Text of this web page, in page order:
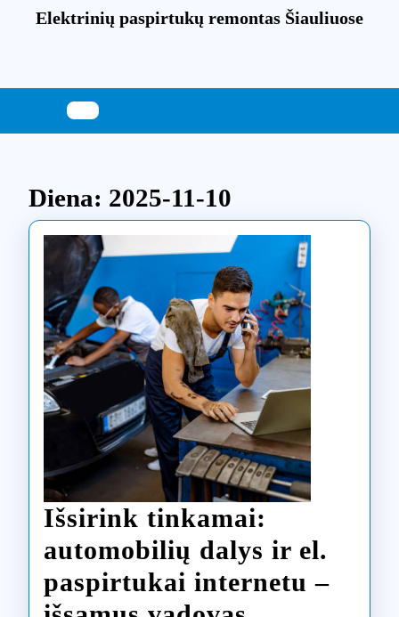
Elektrinių paspirtukų remontas Šiauliuose
Diena: 2025-11-10
Išsirink tinkamai:
automobilių dalys ir el.
paspirtukai internetu –